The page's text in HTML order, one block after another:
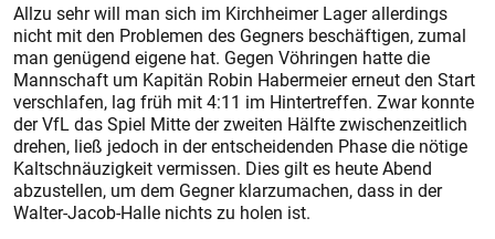
Allzu sehr will man sich im Kirchheimer Lager allerdings
nicht mit den Problemen des Gegners beschäftigen, zumal
man genügend eigene hat. Gegen Vöhringen hatte die
Mannschaft um Kapitän Robin Habermeier erneut den Start
verschlafen, lag früh mit 4:11 im Hintertreffen. Zwar konnte
der VfL das Spiel Mitte der zweiten Hälfte zwischenzeitlich
drehen, ließ jedoch in der entscheidenden Phase die nötige
Kaltschnäuzigkeit vermissen. Dies gilt es heute Abend
abzustellen, um dem Gegner klarzumachen, dass in der
Walter-Jacob-Halle nichts zu holen ist.